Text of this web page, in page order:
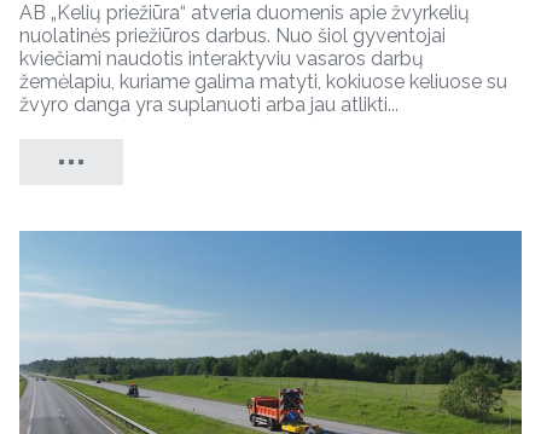
AB „Kelių priežiūra“ atveria duomenis apie žvyrkelių
nuolatinės priežiūros darbus. Nuo šiol gyventojai
kviečiami naudotis interaktyviu vasaros darbų
žemėlapiu, kuriame galima matyti, kokiuose keliuose su
žvyro danga yra suplanuoti arba jau atlikti...